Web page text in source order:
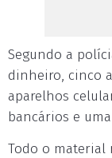
Segundo a
dinheiro, cinco
aparelhos
bancários e
Todo o material